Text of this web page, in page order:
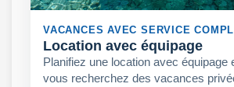
VACANCES AVEC SERVICE
Location avec équipage
Planifiez une location avec équipage
vous recherchez des vacances